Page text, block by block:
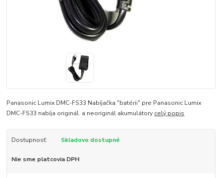
Panasonic Lumix DMC-FS33 Nabíjačka "batérii" pre Panasonic Lumix
DMC-FS33 nabíja originál. a neoriginál akumulátory celý popis
Dostupnosť: Skladovo dostupné
Nie sme platcovia DPH